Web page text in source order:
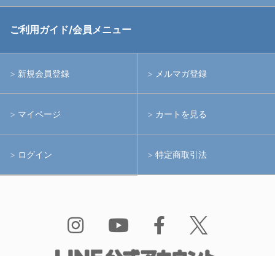
中古アームシステム
水中用品
RGBlue
イノン
フィッシュアイ
ご利用ガイド/会員メニュー
新規会員登録 メルマガ登録
マイページ カートを見る
ログイン 特定商取引法